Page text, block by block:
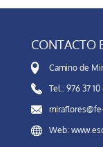
CONTACTO
Camino de
Tel.: 976 37 10
Web: